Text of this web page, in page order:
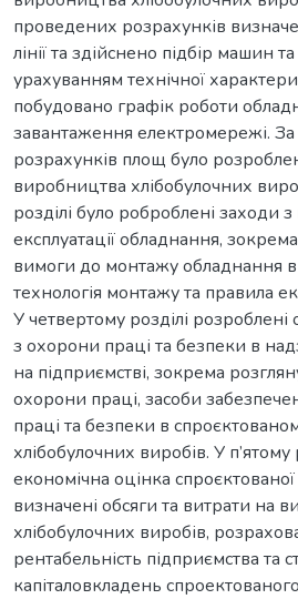
проведених розрахунків
лінії та здійснено підбір машин
урахуванням технічної
побудовано графік роботи
завантаження електромережі. За
розрахунків площ було
виробництва хлібобулочних
розділі було роброблені заходи
експлуатації обладнання,
вимоги до монтажу обладнання
технологія монтажу та правила
У четвертому розділі розроблені
з охорони праці та безпеки в
на підприємстві, зокрема
охорони праці, засоби
праці та безпеки в
хлібобулочних виробів. У
економічна оцінка спроєктованої
визначені обсяги та витрати на
хлібобулочних виробів,
рентабельність підприємства та
капіталовкладень